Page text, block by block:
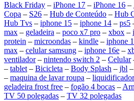
Black Friday – iPhone 17 – iPhone 16 –
Copa – S26 – Hub de Conteúdo – Hub
Hub Tvs – iphone 15 – iphone 14 – ps5
max – geladeira – poco x7 pro – xbox –
protein – microondas – kindle – iphone
max – celular samsung – iphone 16e –
ventilador– nintendo switch 2 – Celular
– tablet – Bicicleta – Body Splash – jbl –
– maquina de lavar roupa – liquidificador
geladeira frost free – fogão 4 bocas –
TV 50 polegadas – TV 32 polegadas